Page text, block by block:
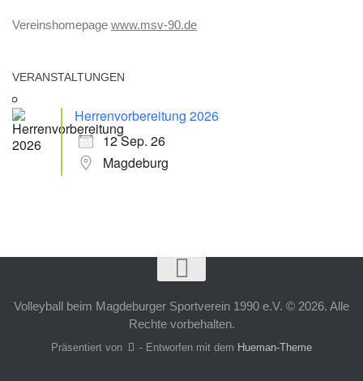
Vereinshomepage www.msv-90.de
VERANSTALTUNGEN
Herrenvorbereitung 2026
12 Sep. 26
Magdeburg
Volleyball beim Magdeburger Sportverein 1990 e.V. © 2026. Alle
Rechte vorbehalten.
Präsentiert von - Entworfen mit dem Hueman-Theme